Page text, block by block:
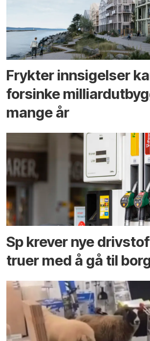
Frykter innsigelser
forsinke
mange år
Sp krever nye
truer med å gå til